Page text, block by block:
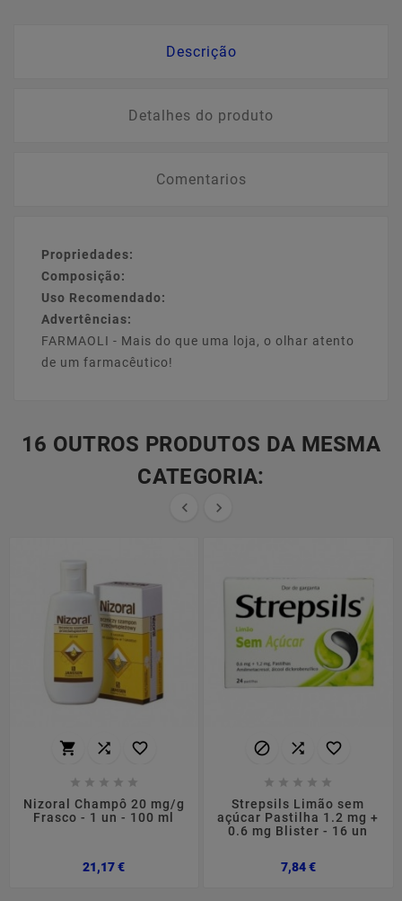
Descrição
Detalhes do produto
Comentarios
Propriedades:
Composição:
Uso Recomendado:
Advertências:
FARMAOLI - Mais do que uma loja, o olhar atento
de um farmacêutico!
16 OUTROS PRODUTOS DA MESMA
CATEGORIA:
 
  
    
Nizoral Champô 20 mg/g
Frasco - 1 un - 100 ml
21,17 €Preço
  
    
Strepsils Limão sem
açúcar Pastilha 1.2 mg +
0.6 mg Blister - 16 un
7,84 €Preço